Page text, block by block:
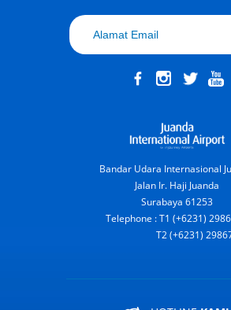
Bandar Udara Internasional
Jalan Ir. Haji Juanda
Surabaya 61253
Telephone : T1 (+6231)
T2 (+6231)
HOTLINE KAMI